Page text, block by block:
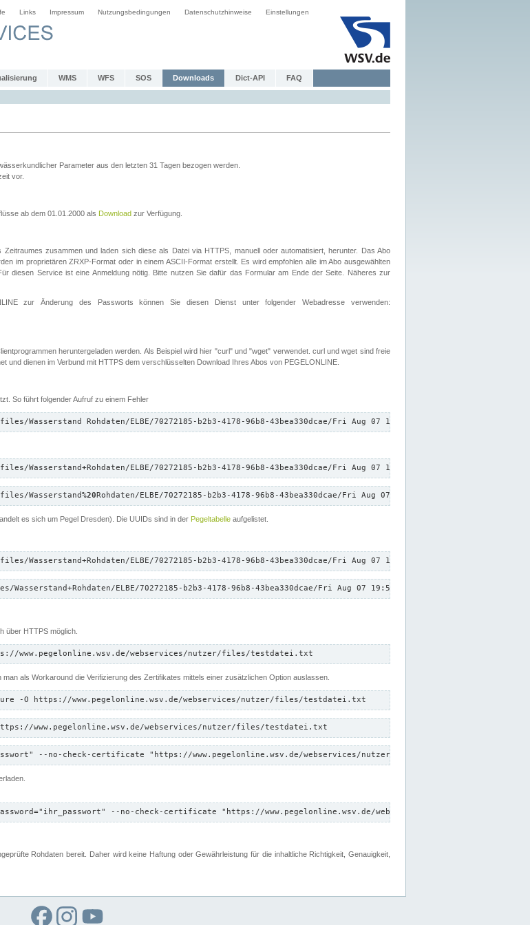
Links Impressum Nutzungsbedingungen Datenschutzhinweise Einstellungen
WMS WFS SOS Downloads Dict-API FAQ
Parameter aus den letzten 31 Tagen bezogen werden.
vor.
ab dem 01.01.2000 als Download zur Verfügung.
zusammen und laden sich diese als Datei via HTTPS, manuell oder automatisiert, herunter. Das Abo
im proprietären ZRXP-Format oder in einem ASCII-Format erstellt. Es wird empfohlen alle im Abo ausgewählten
diesen Service ist eine Anmeldung nötig. Bitte nutzen Sie dafür das Formular am Ende der Seite. Näheres zur
zur Änderung des Passworts können Sie diesen Dienst unter folgender Webadresse verwenden:
heruntergeladen werden. Als Beispiel wird hier "curl" und "wget" verwendet. curl und wget sind freie
und dienen im Verbund mit HTTPS dem verschlüsselten Download Ihres Abos von PEGELONLINE.
So führt folgender Aufruf zu einem Fehler
Rohdaten/ELBE/70272185-b2b3-4178-96b8-43bea330dcae/Fri Aug 07 19:56:57 CEST 2026/down.txt"
Wasserstand+Rohdaten/ELBE/70272185-b2b3-4178-96b8-43bea330dcae/Fri Aug 07 19:56:57 CEST 2026/down.txt"
Wasserstand%20Rohdaten/ELBE/70272185-b2b3-4178-96b8-43bea330dcae/Fri Aug 07 19:56:57 CEST 2026/down.txt"
es sich um Pegel Dresden). Die UUIDs sind in der Pegeltabelle aufgelistet.
ELBE/70272185-b2b3-4178-96b8-43bea330dcae/Fri Aug 07 19:56:57 CEST 2026/down.txt"
ELBE/70272185-b2b3-4178-96b8-43bea330dcae/Fri Aug 07 19:56:57 CEST 2026/down.txt"
über HTTPS möglich.
www.pegelonline.wsv.de/webservices/nutzer/files/testdatei.txt
als Workaround die Verifizierung des Zertifikates mittels einer zusätzlichen Option auslassen.
-O https://www.pegelonline.wsv.de/webservices/nutzer/files/testdatei.txt
www.pegelonline.wsv.de/webservices/nutzer/files/testdatei.txt
--no-check-certificate "https://www.pegelonline.wsv.de/webservices/nutzer/files/testdatei.txt"
--no-check-certificate "https://www.pegelonline.wsv.de/webservices/nutzer/files"
Rohdaten bereit. Daher wird keine Haftung oder Gewährleistung für die inhaltliche Richtigkeit, Genauigkeit,